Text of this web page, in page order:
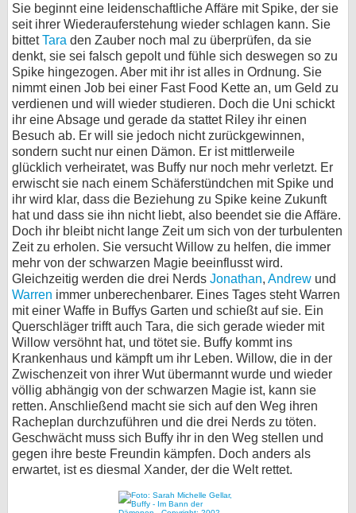
Sie beginnt eine leidenschaftliche Affäre mit Spike, der sie
seit ihrer Wiederauferstehung wieder schlagen kann. Sie
bittetTara den Zauber noch mal zu überprüfen, da sie
denkt, sie sei falsch gepolt und fühle sich deswegen so zu
Spike hingezogen. Aber mit ihr ist alles in Ordnung. Sie
nimmt einen Job bei einer Fast Food Kette an, um Geld zu
verdienen und will wieder studieren. Doch die Uni schickt
ihr eine Absage und gerade da stattet Riley ihr einen
Besuch ab. Er will sie jedoch nicht zurückgewinnen,
sondern sucht nur einen Dämon. Er ist mittlerweile
glücklich verheiratet, was Buffy nur noch mehr verletzt. Er
erwischt sie nach einem Schäferstündchen mit Spike und
ihr wird klar, dass die Beziehung zu Spike keine Zukunft
hat und dass sie ihn nicht liebt, also beendet sie die Affäre.
Doch ihr bleibt nicht lange Zeit um sich von der turbulenten
Zeit zu erholen. Sie versucht Willow zu helfen, die immer
mehr von der schwarzen Magie beeinflusst wird.
Gleichzeitig werden die drei Nerds Jonathan, Andrew und
Warren immer unberechenbarer. Eines Tages steht Warren
mit einer Waffe in Buffys Garten und schießt auf sie. Ein
Querschläger trifft auch Tara, die sich gerade wieder mit
Willow versöhnt hat, und tötet sie. Buffy kommt ins
Krankenhaus und kämpft um ihr Leben. Willow, die in der
Zwischenzeit von ihrer Wut übermannt wurde und wieder
völlig abhängig von der schwarzen Magie ist, kann sie
retten. Anschließend macht sie sich auf den Weg ihren
Racheplan durchzuführen und die drei Nerds zu töten.
Geschwächt muss sich Buffy ihr in den Weg stellen und
gegen ihre beste Freundin kämpfen. Doch anders als
erwartet, ist es diesmal Xander, der die Welt rettet.